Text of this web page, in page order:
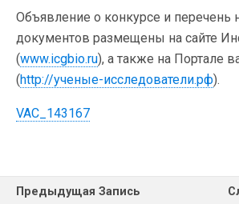
Объявление о конкурсе и перечень
документов размещены на сайте
(www.icgbio.ru), а также на Портале
(http://ученые-исследователи.рф).
VAC_143167
Предыдущая Запись